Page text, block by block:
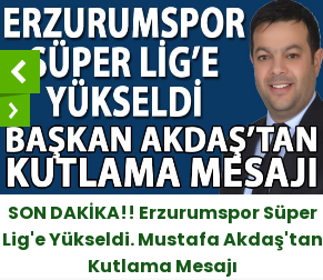
SON DAKİKA!! Erzurumspor Süper
Lig'e Yükseldi. Mustafa Akdaş'tan
Kutlama Mesajı